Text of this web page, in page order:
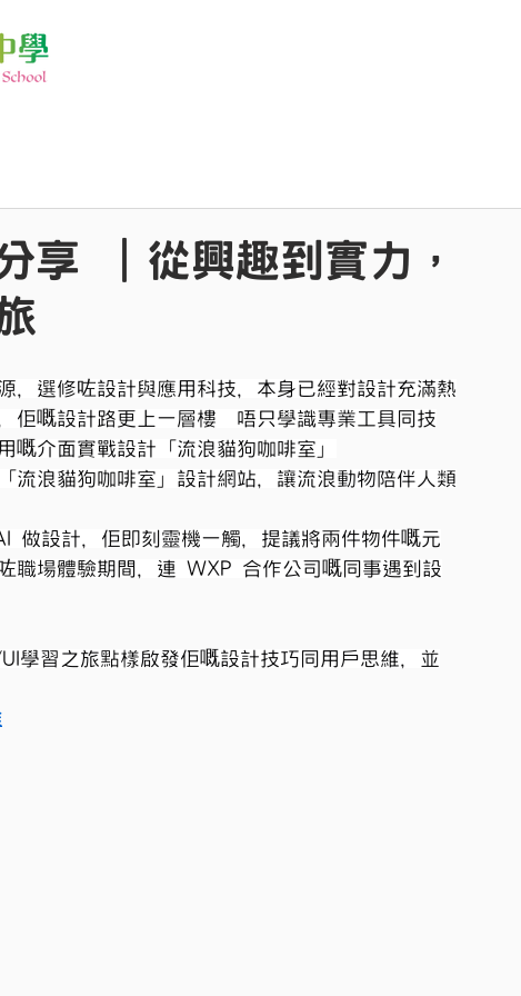
享 ｜從興趣到實力，
，選修咗設計與應用科技，本身已經對設計充滿熱
佢嘅設計路更上一層樓  唔只學識專業工具同技
嘅介面實戰設計「流浪貓狗咖啡室」
流浪貓狗咖啡室」設計網站，讓流浪動物陪伴人類
設計，佢即刻靈機一觸，提議將兩件物件嘅元
職場體驗期間，連 WXP 合作公司嘅同事遇到設
學習之旅點樣啟發佢嘅設計技巧同用戶思維，並